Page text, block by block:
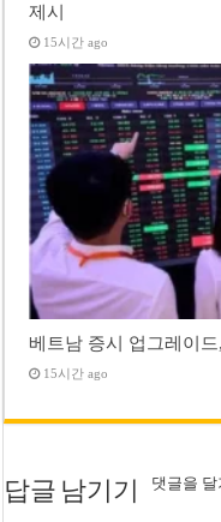
제시
15시간 ago
베트남 증시 업그레이
15시간 ago
답글 남기기 댓글을